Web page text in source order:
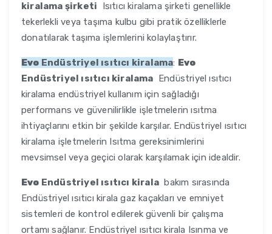
kiralama şirketi Isıtıcı kiralama şirketi genellikle
tekerlekli veya taşıma kulbu gibi pratik özelliklerle
donatılarak taşıma işlemlerini kolaylaştırır.
Evo Endüstriyel ısıtıcı kiralama: Evo
Endüstriyel ısıtıcı kiralama Endüstriyel ısıtıcı
kiralama endüstriyel kullanım için sağladığı
performans ve güvenilirlikle işletmelerin ısıtma
ihtiyaçlarını etkin bir şekilde karşılar. Endüstriyel ısıtıcı
kiralama işletmelerin Isıtma gereksinimlerini
mevsimsel veya geçici olarak karşılamak için idealdir.
Evo Endüstriyel ısıtıcı kirala bakım sırasında
Endüstriyel ısıtıcı kirala gaz kaçakları ve emniyet
sistemleri de kontrol edilerek güvenli bir çalışma
ortamı sağlanır. Endüstriyel ısıtıcı kirala Isınma ve